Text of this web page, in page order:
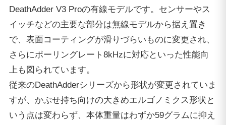
DeathAdder V3 Proの有線モデルです。センサーやス
イッチなどの主要な部分は無線モデルから据え置き
で、表面コーティングが滑りづらいものに変更され、
さらにポーリングレート8kHzに対応といった性能向
上も図られています。
従来のDeathAdderシリーズから形状が変更されていま
すが、かぶせ持ち向けの大きめエルゴノミクス形状と
いう点は変わらず、本体重量はわずか59グラムに抑え